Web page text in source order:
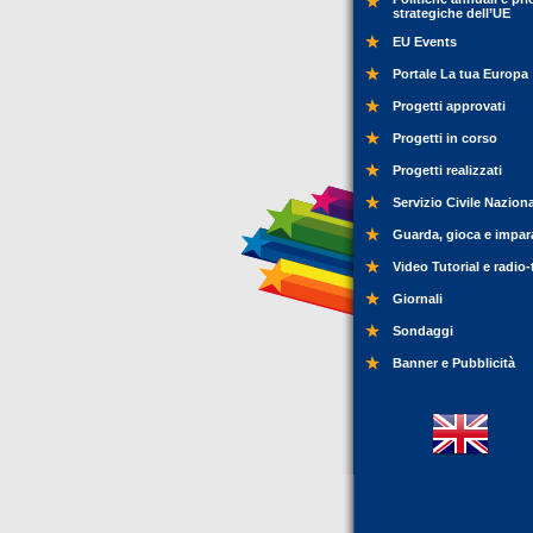
strategiche dell’UE
EU Events
Portale La tua Europa
Progetti approvati
Progetti in corso
Progetti realizzati
Servizio Civile
Guarda, gioca e
Video Tutorial e
Giornali
Sondaggi
Banner e Pubblicità